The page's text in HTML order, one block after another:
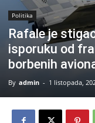
Politika
Rafale je
isporuku od
borbenih
By admin - 1 listopada,